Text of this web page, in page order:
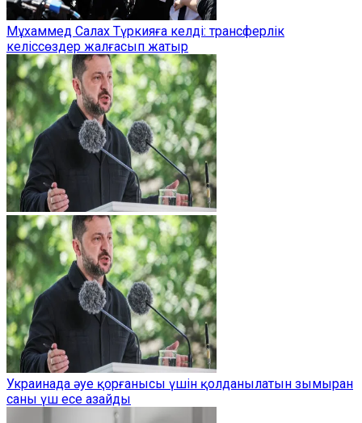
Мұхаммед Салах Түркияға келді: трансферлік
келіссөздер жалғасып жатыр
Украинада әуе қорғанысы үшін қолданылатын зымыран
саны үш есе азайды